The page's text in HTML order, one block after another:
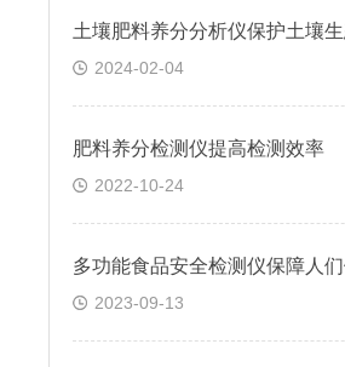
2024-02-04
肥料养分检测仪提高检测效率
2022-10-24
2023-09-13